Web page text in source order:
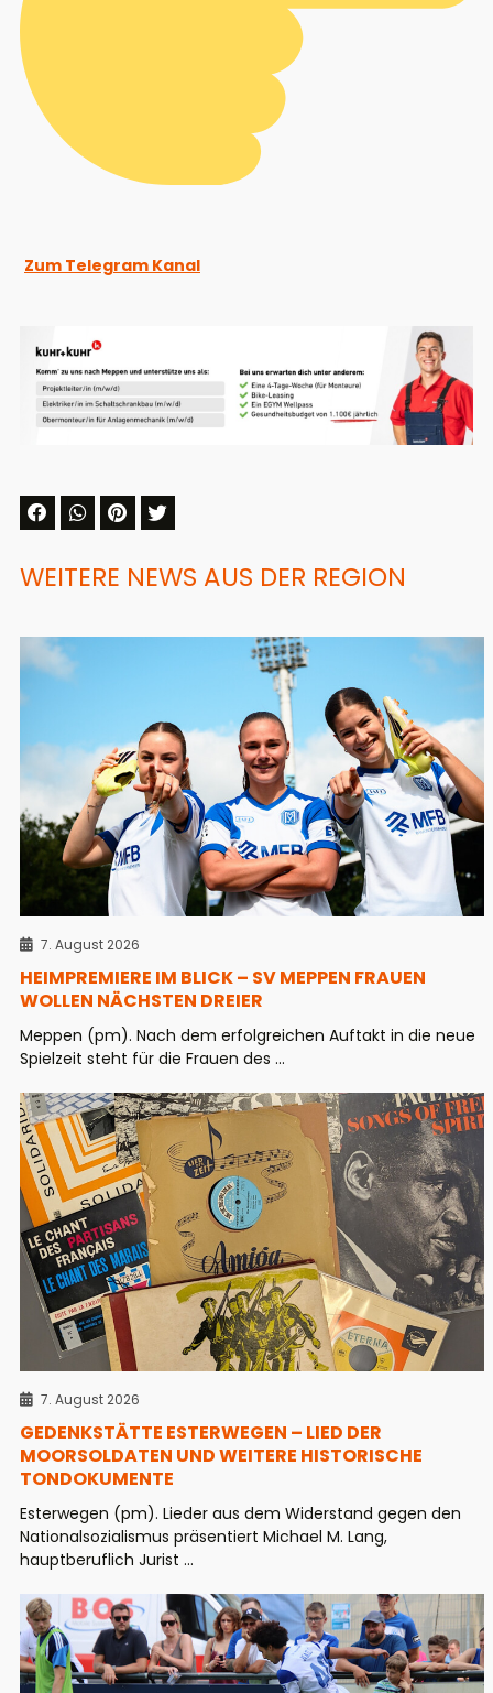
Zum Telegram Kanal
WEITERE NEWS AUS DER REGION
7. August 2026
HEIMPREMIERE IM BLICK – SV MEPPEN FRAUEN
WOLLEN NÄCHSTEN DREIER
Meppen (pm). Nach dem erfolgreichen Auftakt in die neue
Spielzeit steht für die Frauen des ...
7. August 2026
GEDENKSTÄTTE ESTERWEGEN – LIED DER
MOORSOLDATEN UND WEITERE HISTORISCHE
TONDOKUMENTE
Esterwegen (pm). Lieder aus dem Widerstand gegen den
Nationalsozialismus präsentiert Michael M. Lang,
hauptberuflich Jurist ...